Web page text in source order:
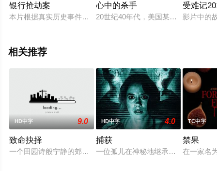
银行抢劫案
本片根据真实历史事件改编。1971年，黑人激进组织领导迈克
心中的杀手
20世纪40年代，美国某个依靠石油而
受难记
影片中的
相关推荐
HD中字 9.0
致命抉择
一个田园诗般宁静的郊区城市突然出现问题，一些暴力与神秘的
HD中字 4.0
捕获
一位孤儿在神秘地继承了父母的房子
TC中字
禁果
在一家名